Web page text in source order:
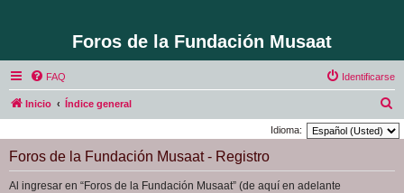
Foros de la Fundación Musaat
FAQ Identificarse
Inicio Índice general
u
Idioma:
Foros de la Fundación Musaat - Registro
Al ingresar en “Foros de la Fundación Musaat” (de aquí en adelante